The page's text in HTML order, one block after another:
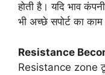
होती है। यदि भाव
भी अच्छे सपोर्ट का
Resistance
Resistance zone